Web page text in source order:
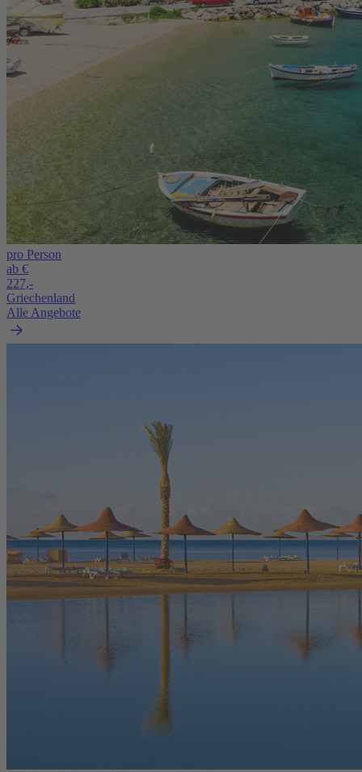
pro Person
ab €
227,-
Griechenland
Alle Angebote